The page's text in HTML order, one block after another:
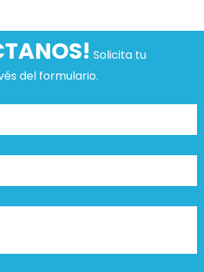
Solicita tu
del formulario.